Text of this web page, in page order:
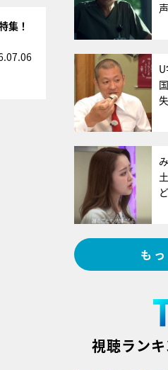
集！
も
視聴ラン